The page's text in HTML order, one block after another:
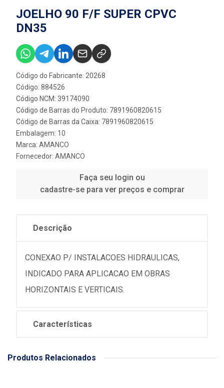
JOELHO 90 F/F SUPER CPVC
DN35
Código do Fabricante: 20268
Código: 884526
Código NCM: 39174090
Código de Barras do Produto: 7891960820615
Código de Barras da Caixa: 7891960820615
Embalagem: 10
Marca: AMANCO
Fornecedor: AMANCO
Faça seu login ou
cadastre-se para ver preços e comprar
Descrição
CONEXAO P/ INSTALACOES HIDRAULICAS,
INDICADO PARA APLICACAO EM OBRAS
HORIZONTAIS E VERTICAIS.
Características
Produtos Relacionados